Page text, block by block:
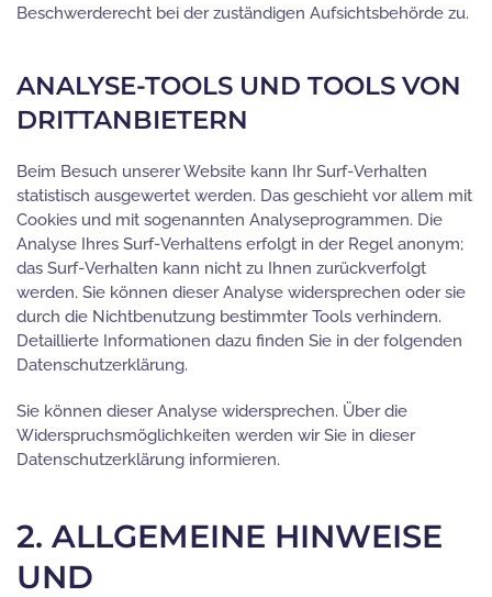
Beschwerderecht bei der zuständigen Aufsichtsbehörde zu.
ANALYSE-TOOLS UND TOOLS VON
DRITTANBIETERN
Beim Besuch unserer Website kann Ihr Surf-Verhalten
statistisch ausgewertet werden. Das geschieht vor allem mit
Cookies und mit sogenannten Analyseprogrammen. Die
Analyse Ihres Surf-Verhaltens erfolgt in der Regel anonym;
das Surf-Verhalten kann nicht zu Ihnen zurückverfolgt
werden. Sie können dieser Analyse widersprechen oder sie
durch die Nichtbenutzung bestimmter Tools verhindern.
Detaillierte Informationen dazu finden Sie in der folgenden
Datenschutzerklärung.
Sie können dieser Analyse widersprechen. Über die
Widerspruchsmöglichkeiten werden wir Sie in dieser
Datenschutzerklärung informieren.
2. ALLGEMEINE HINWEISE
UND